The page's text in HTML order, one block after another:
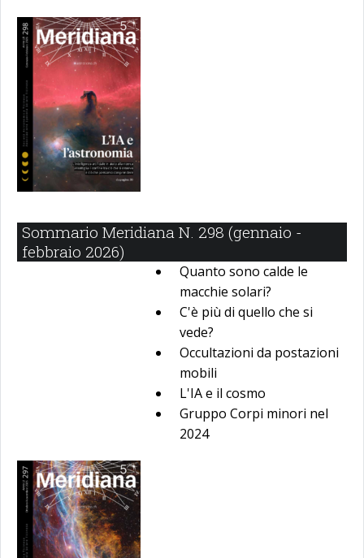
Sommario Meridiana N. 298 (gennaio -
febbraio 2026)
Quanto sono calde le
macchie solari?
C'è più di quello che si
vede?
Occultazioni da postazioni
mobili
L'IA e il cosmo
Gruppo Corpi minori nel
2024